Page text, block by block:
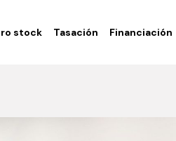
stock Tasación Financiación